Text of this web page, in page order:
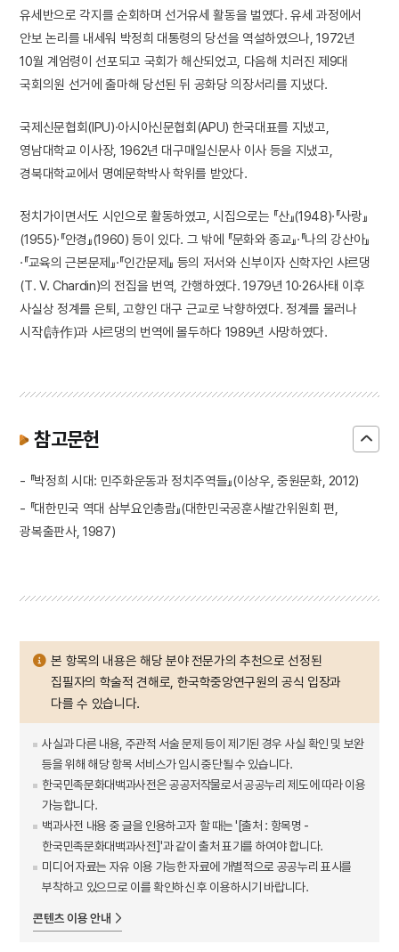
유세반으로 각지를 순회하며 선거유세 활동을 벌였다. 유세 과정에서
안보 논리를 내세워 박정희 대통령의 당선을 역설하였으나, 1972년
10월 계엄령이 선포되고 국회가 해산되었고, 다음해 치러진 제9대
국회의원 선거에 출마해 당선된 뒤 공화당 의장서리를 지냈다.
국제신문협회(IPU)·아시아신문협회(APU) 한국대표를 지냈고,
영남대학교 이사장, 1962년 대구매일신문사 이사 등을 지냈고,
경북대학교에서 명예문학박사 학위를 받았다.
정치가이면서도 시인으로 활동하였고, 시집으로는 『산』(1948)·『사랑』
(1955)·『안경』(1960) 등이 있다. 그 밖에 『문화와 종교』·『나의 강산아』
·『교육의 근본문제』·『인간문제』 등의 저서와 신부이자 신학자인 샤르댕
(T. V. Chardin)의 전집을 번역, 간행하였다. 1979년 10·26사태 이후
사실상 정계를 은퇴, 고향인 대구 근교로 낙향하였다. 정계를 물러나
시작(詩作)과 샤르댕의 번역에 몰두하다 1989년 사망하였다.
참고문헌
- 『박정희 시대: 민주화운동과 정치주역들』(이상우, 중원문화, 2012)
- 『대한민국 역대 삼부요인총람』(대한민국공훈사발간위원회 편,
광복출판사, 1987)
본 항목의 내용은 해당 분야 전문가의 추천으로 선정된
집필자의 학술적 견해로, 한국학중앙연구원의 공식 입장과
다를 수 있습니다.
사실과 다른 내용, 주관적 서술 문제 등이 제기된 경우 사실 확인 및 보완
등을 위해 해당 항목 서비스가 임시 중단될 수 있습니다.
한국민족문화대백과사전은 공공저작물로서 공공누리 제도에 따라 이용
가능합니다.
백과사전 내용 중 글을 인용하고자 할 때는 '[출처 : 항목명 -
한국민족문화대백과사전]'과 같이 출처 표기를 하여야 합니다.
미디어 자료는 자유 이용 가능한 자료에 개별적으로 공공누리 표시를
부착하고 있으므로 이를 확인하신 후 이용하시기 바랍니다.
콘텐츠 이용 안내